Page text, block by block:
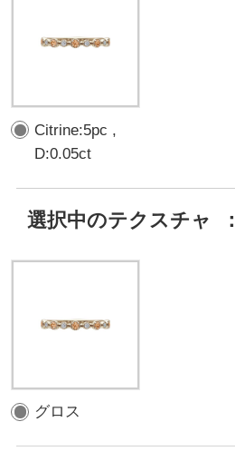
Citrine:5pc ,
D:0.05ct
選択中のテクスチャ ：
グロス